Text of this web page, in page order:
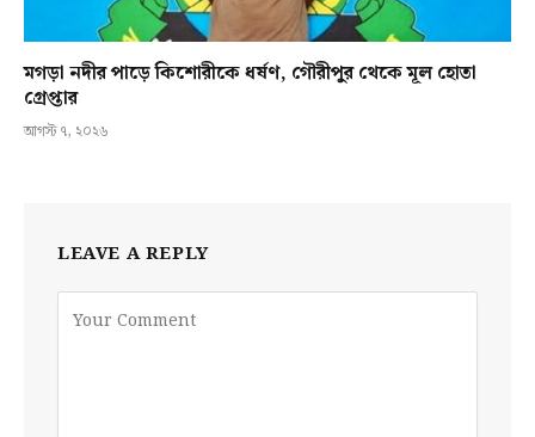
মগড়া নদীর পাড়ে কিশোরীকে ধর্ষণ, গৌরীপুর থেকে মূল হোতা
গ্রেপ্তার
আগস্ট ৭, ২০২৬
LEAVE A REPLY